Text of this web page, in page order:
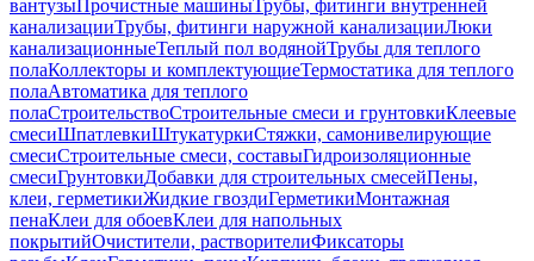
вантузыПрочистные машиныТрубы, фитинги внутренней
канализацииТрубы, фитинги наружной канализацииЛюки
канализационныеТеплый пол водянойТрубы для теплого
полаКоллекторы и комплектующиеТермостатика для теплого
полаАвтоматика для теплого
полаСтроительствоСтроительные смеси и грунтовкиКлеевые
смесиШпатлевкиШтукатуркиСтяжки, самонивелирующие
смесиСтроительные смеси, составыГидроизоляционные
смесиГрунтовкиДобавки для строительных смесейПены,
клеи, герметикиЖидкие гвоздиГерметикиМонтажная
пенаКлеи для обоевКлеи для напольных
покрытийОчистители, растворителиФиксаторы